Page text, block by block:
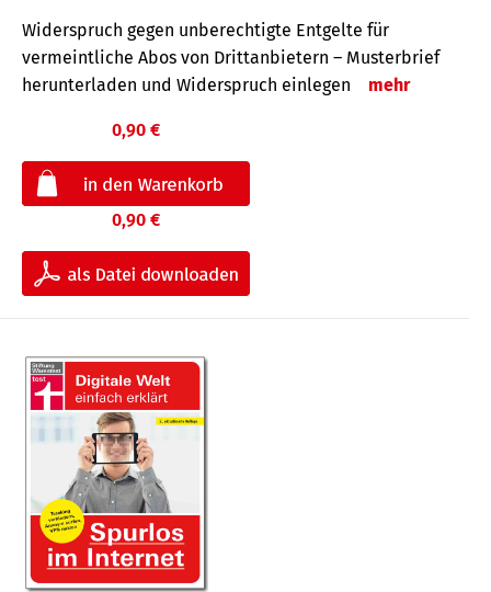
Widerspruch gegen unberechtigte Entgelte für
vermeintliche Abos von Drittanbietern – Musterbrief
herunterladen und Widerspruch einlegen
mehr
0,90 €
0,90 €